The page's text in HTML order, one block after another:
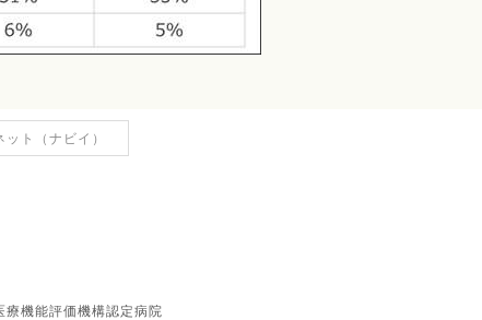
ト（ナビイ）
機能評価機構認定病院